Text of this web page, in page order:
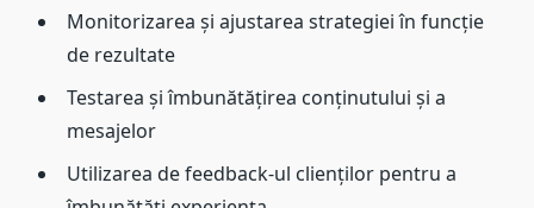
Monitorizarea și ajustarea strategiei în funcție
de rezultate
Testarea și îmbunătățirea conținutului și a
mesajelor
Utilizarea de feedback-ul clienților pentru a